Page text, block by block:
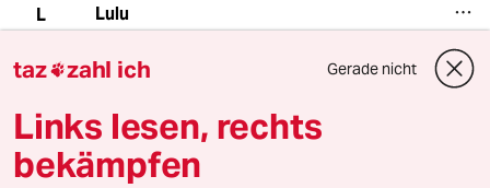
L Lulu
Von wegen Google ist nicht böse und steht auf
Vor vier Jahren hat Google alles zensiert, was
die chin Regierung vorgegeben hat, aber als
der wirtschaftliche Erfolg ausblieb, tat man so
taz zahl ich Gerade nicht
Links lesen, rechts
bekämpfen